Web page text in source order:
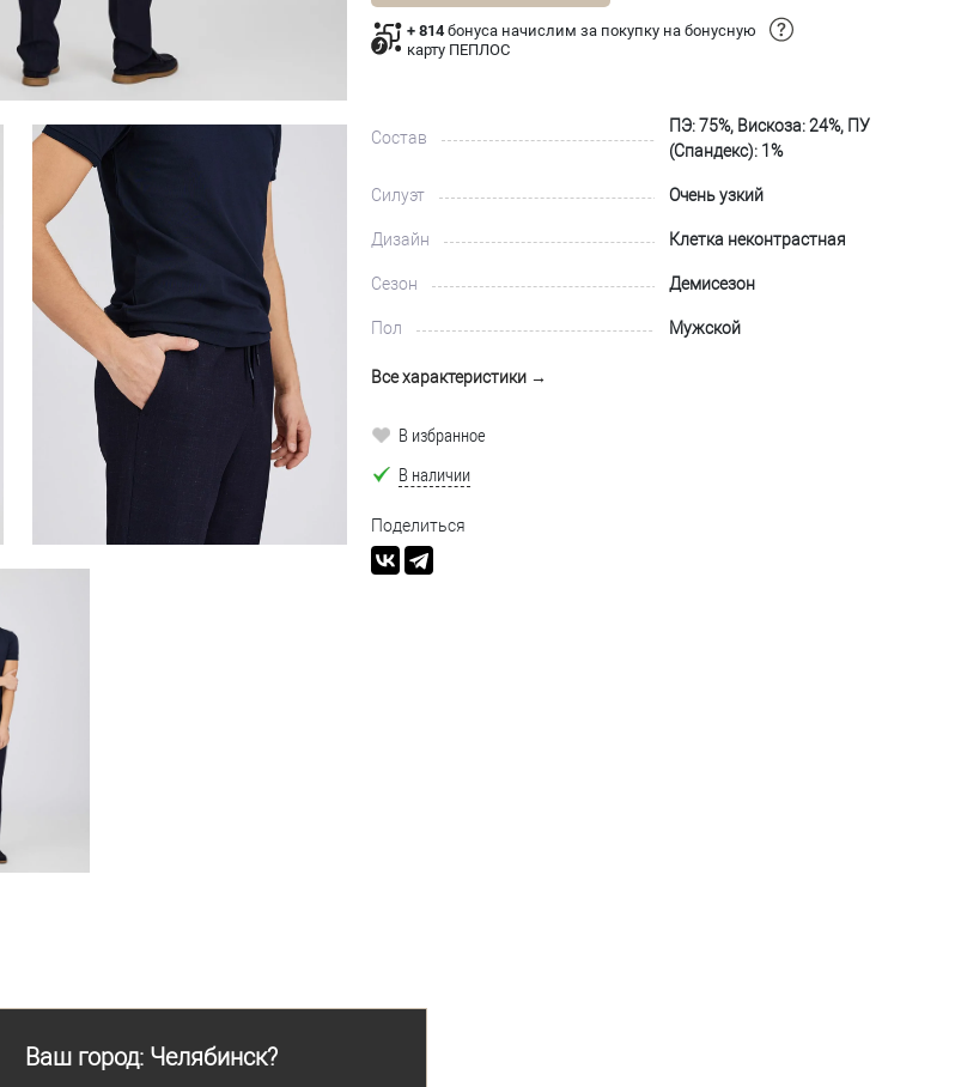
Ваш город: Челябинск?
+ 814бонуса начислим за покупку на бонусную
карту ПЕПЛОС
Состав
ПЭ: 75%, Вискоза: 24%, ПУ
(Спандекс): 1%
Силуэт Очень узкий
Дизайн Клетка неконтрастная
Сезон Демисезон
Пол Мужской
Все характеристики →
В избранное
В наличии
Поделиться